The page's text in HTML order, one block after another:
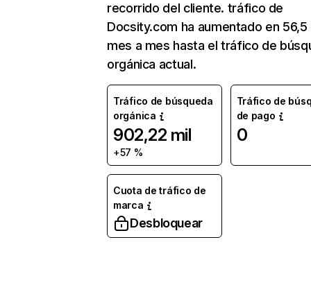
recorrido del cliente. tráfico de
Docsity.com ha aumentado en 56,5
mes a mes hasta el tráfico de
orgánica actual.
Tráfico de búsqueda
orgánica
902,22 mil
+57 %
Tráfico de
de pago
0
Cuota de tráfico de
marca
Desbloquear